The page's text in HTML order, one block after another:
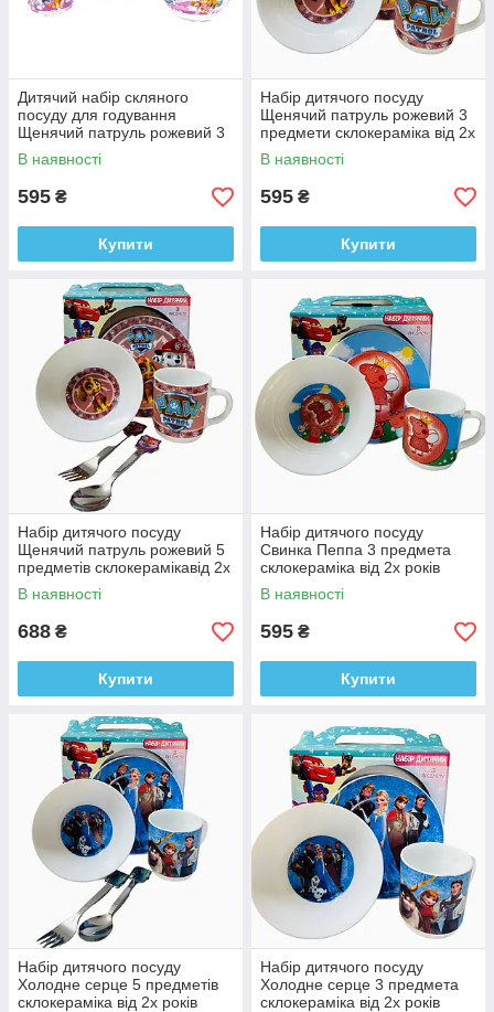
Дитячий набір скляного
посуду для годування
Щенячий патруль рожевий 3
предмети Metr+
В наявності
595 ₴
Купити
Набір дитячого посуду
Щенячий патруль рожевий 3
предмети склокераміка від 2х
років
В наявності
595 ₴
Купити
Набір дитячого посуду
Щенячий патруль рожевий 5
предметів склокерамікавід 2х
років
В наявності
688 ₴
Купити
Набір дитячого посуду
Свинка Пеппа 3 предмета
склокераміка від 2х років
В наявності
595 ₴
Купити
Набір дитячого посуду
Холодне серце 5 предметів
склокераміка від 2х років
Набір дитячого посуду
Холодне серце 3 предмета
склокераміка від 2х років